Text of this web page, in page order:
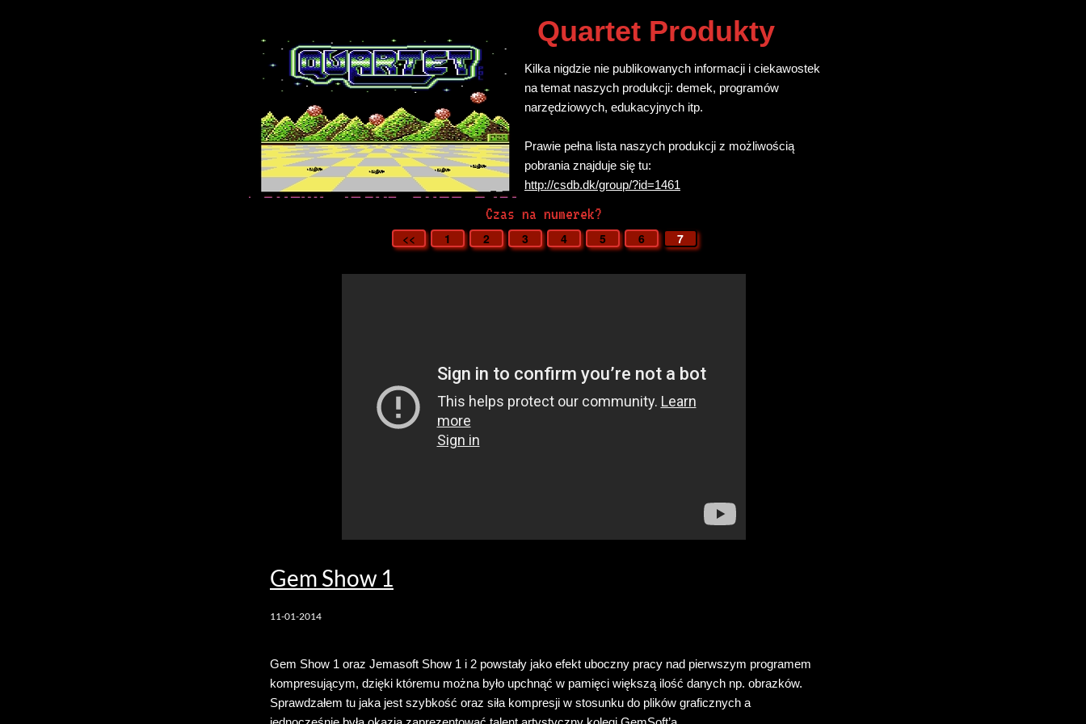
Czas na numerek?
Quartet Produkty
Kilka nigdzie nie publikowanych informacji i ciekawostek
na temat naszych produkcji: demek, programów
narzędziowych, edukacyjnych itp.
Prawie pełna lista naszych produkcji z możliwością
pobrania znajduje się tu:
http://csdb.dk/group/?id=1461
<< 1 2 3 4 5 6 7
Gem Show 1
11-01-2014
Gem Show 1 oraz Jemasoft Show 1 i 2 powstały jako efekt uboczny pracy nad pierwszym programem
kompresującym, dzięki któremu można było upchnąć w pamięci większą ilość danych np. obrazków.
Sprawdzałem tu jaka jest szybkość oraz siła kompresji w stosunku do plików graficznych a